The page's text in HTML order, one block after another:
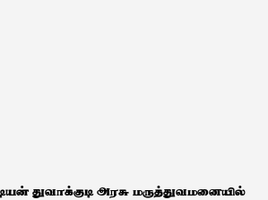
துவாக்குடி அரசு மருத்துவமனையில்